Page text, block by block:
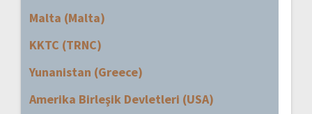
Malta (Malta)
KKTC (TRNC)
Yunanistan (Greece)
Amerika Birleşik Devletleri (USA)